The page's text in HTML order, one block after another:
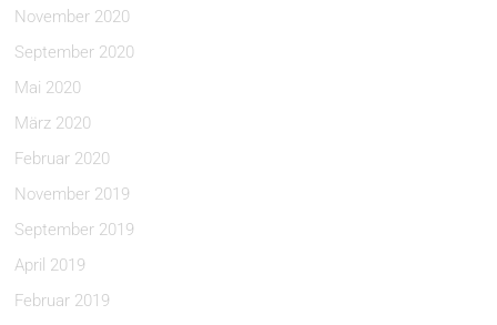
November 2020
September 2020
Mai 2020
März 2020
Februar 2020
November 2019
September 2019
April 2019
Februar 2019